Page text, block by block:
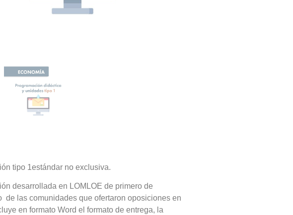
tipo 1estándar no exclusiva.
desarrollada en LOMLOE de primero de
de las comunidades que ofertaron oposiciones en
en formato Word el formato de entrega, la